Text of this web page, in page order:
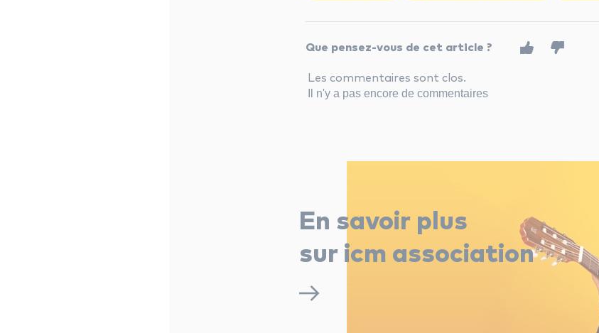
Que pensez-vous de cet article ?
Les commentaires sont clos.
Il n'y a pas encore de commentaires
En savoir plus
sur icm association